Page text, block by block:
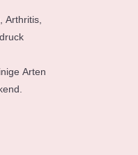
Arthritis,
Arten